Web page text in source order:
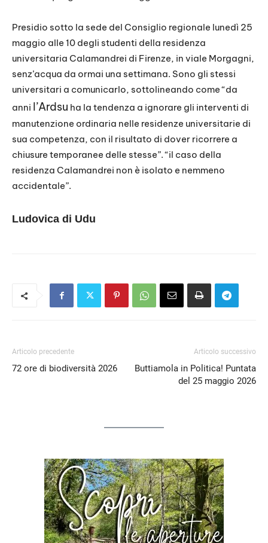
LINK
EMBED
Presidio sotto la sede del Consiglio regionale lunedì 25
maggio alle 10 degli studenti della residenza
universitaria Calamandrei di Firenze, in viale Morgagni,
senz’acqua da ormai una settimana. Sono gli stessi
universitari a comunicarlo, sottolineando come “da
anni l’Ardsu ha la tendenza a ignorare gli interventi di
manutenzione ordinaria nelle residenze universitarie di
sua competenza, con il risultato di dover ricorrere a
chiusure temporanee delle stesse”. “il caso della
residenza Calamandrei non è isolato e nemmeno
accidentale”.
Ludovica di Udu
Articolo precedente
72 ore di biodiversità 2026
Articolo successivo
Buttiamola in Politica! Puntata
del 25 maggio 2026